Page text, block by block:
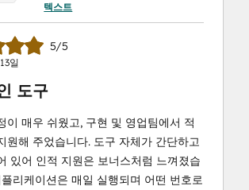
텍스트
5/5
일
도구
이 매우 쉬웠고, 구현 및 영업팀에서 적
원해 주었습니다. 도구 자체가 간단하고
있어 인적 지원은 보너스처럼 느껴졌습
리케이션은 매일 실행되며 어떤 번호로